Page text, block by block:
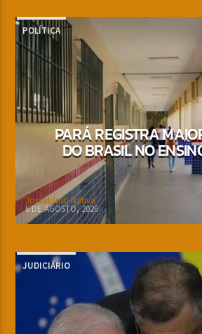
POLÍTICA
PARÁ REGISTRA
DO BRASIL NO
Jornalismo Nativa
6 DE AGOSTO, 2026
JUDICIÁRIO